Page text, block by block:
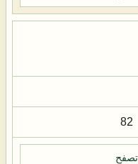
82
تصفح